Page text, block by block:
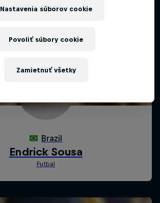
Nastavenia súborov cookie
Zamietnuť všetky
Povoliť súbory cookie